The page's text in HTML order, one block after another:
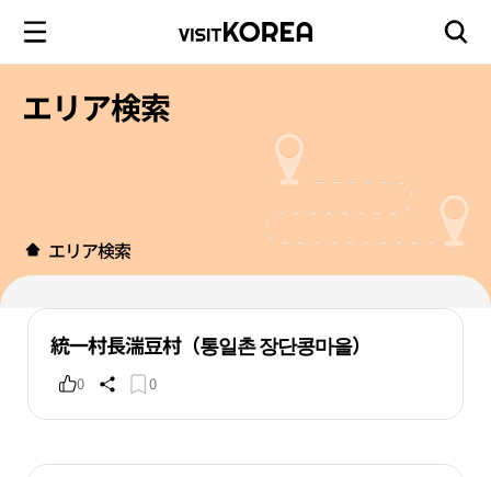
エリア検索
エリア検索
統一村長湍豆村（통일촌 장단콩마을）
0 0